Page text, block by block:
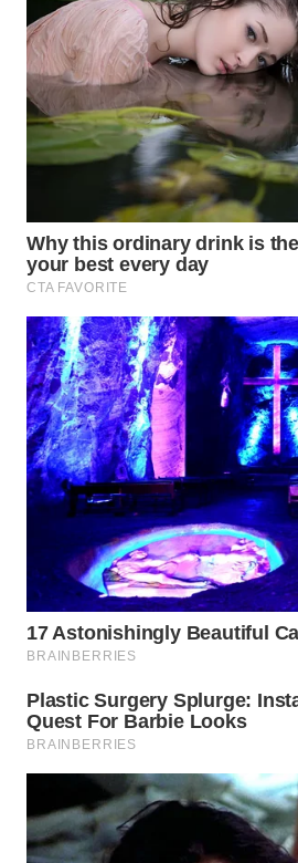
SOLO
WN
BOROBUDUR
WN
WN
SURABAYA
WN
NATUNA
WN
BINTAN
WN
MANDALIKA
WN
LIKUPANG
WN
WN
BORNEO
Wahana
Media
Group